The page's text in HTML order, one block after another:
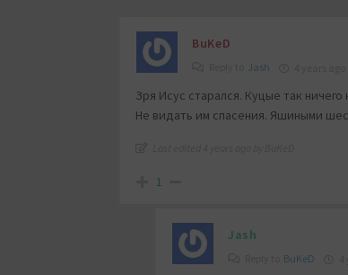
BuKeD
Jash
Зря Исус старался. Куцые так ничего
Не видать им спасения. Яшиными
1
Jash
BuKeD